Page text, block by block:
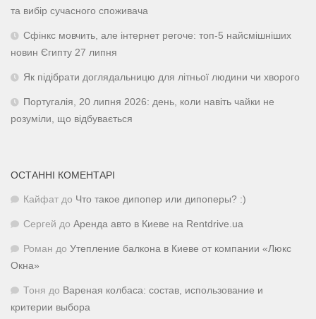
та вибір сучасного споживача
Сфінкс мовчить, але інтернет регоче: топ-5 найсмішніших
новин Єгипту 27 липня
Як підібрати доглядальницю для літньої людини чи хворого
Португалія, 20 липня 2026: день, коли навіть чайки не
розуміли, що відбувається
ОСТАННІ КОМЕНТАРІ
Кайфат до Что такое дипопер или дипоперы? :)
Сергей до Аренда авто в Киеве на Rentdrive.ua
Роман до Утепление балкона в Киеве от компании «Люкс
Окна»
Тоня до Вареная колбаса: состав, использование и
критерии выбора